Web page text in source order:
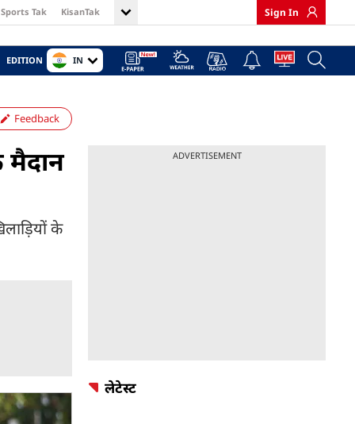
Sports Tak KisanTak Sign In
EDITION IN
Feedback
मैदान
के
ADVERTISEMENT
लेटेस्ट